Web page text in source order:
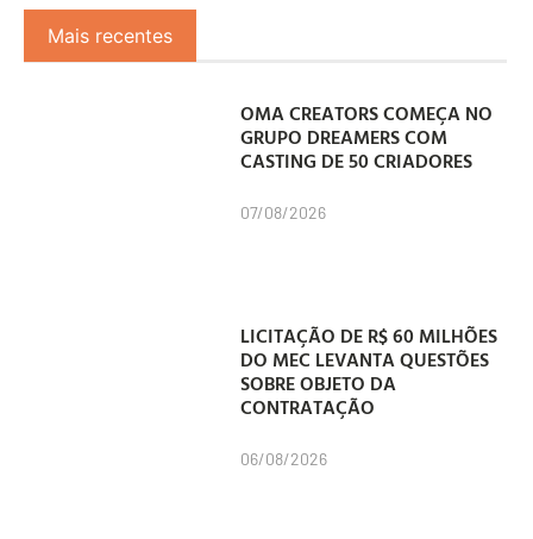
Mais recentes
OMA CREATORS COMEÇA NO
GRUPO DREAMERS COM
CASTING DE 50 CRIADORES
07/08/2026
LICITAÇÃO DE R$ 60 MILHÕES
DO MEC LEVANTA QUESTÕES
SOBRE OBJETO DA
CONTRATAÇÃO
06/08/2026